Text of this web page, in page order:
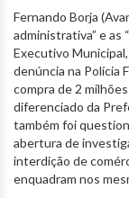
Fernando Borja
administrativa” e as
Executivo
denúncia na Polícia
compra de 2
diferenciado da
também foi
abertura de
interdição de
enquadram nos